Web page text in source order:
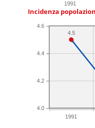
1991
Incidenza
1991
4.0
4.2
4.4
4.6
4.5